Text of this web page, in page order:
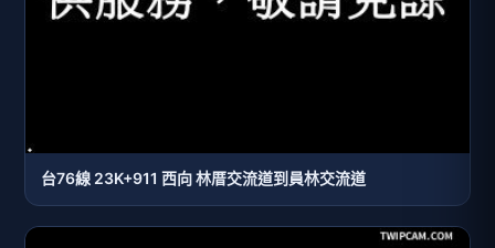
台76線 23K+911 西向 林厝交流道到員林交流道